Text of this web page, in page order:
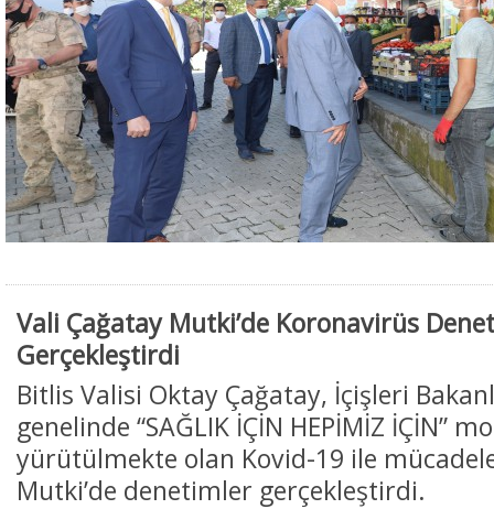
Vali Çağatay Mutki’de Koronavirüs
Gerçekleştirdi
Bitlis Valisi Oktay Çağatay, İçişleri
genelinde “SAĞLIK İÇİN HEPİMİZ İÇİN”
yürütülmekte olan Kovid-19 ile
Mutki’de denetimler gerçekleştirdi.